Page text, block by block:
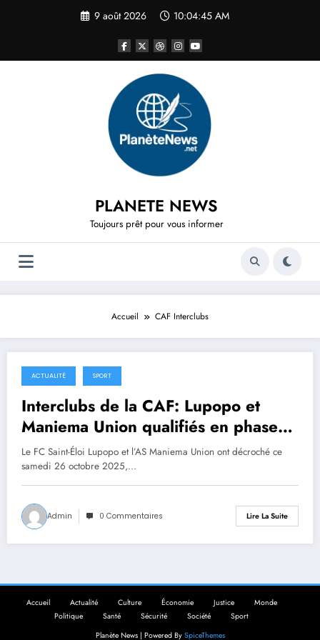
9 août 2026 10:04:45 AM
PLANETE NEWS
Toujours prêt pour vous informer
Accueil CAF Interclubs
25 octobre 2025
ACTUALITÉ SPORT
Interclubs de la CAF: Lupopo et
Maniema Union qualifiés en phase
de groupes
Le FC Saint-Éloi Lupopo et l’AS Maniema Union ont décroché ce
samedi 26 octobre 2025,…
Admin 0 Commentaires Lire La Suite
Accueil Actualité Culture Économie Justice
Monde
Politique
Santé Sécurité Société
Sport
Planète News | Powered By SpiceThemes